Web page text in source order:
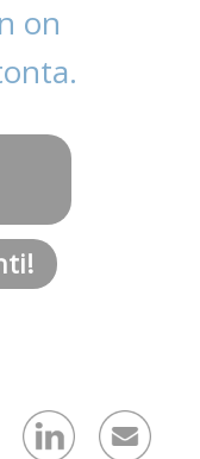
on